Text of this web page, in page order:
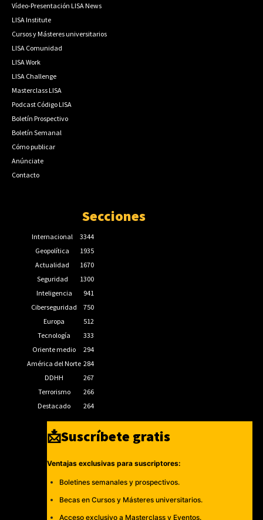
Vídeo-Presentación LISA News
LISA Institute
Cursos y Másteres universitarios
LISA Comunidad
LISA Work
LISA Challenge
Masterclass LISA
Podcast Código LISA
Boletín Prospectivo
Boletín Semanal
Cómo publicar
Anúnciate
Contacto
Secciones
Internacional
3344
Geopolítica
1935
Actualidad
1670
Seguridad
1300
Inteligencia
941
Ciberseguridad
750
Europa
512
Tecnología
333
Oriente medio
294
América del Norte 284
DDHH
267
Terrorismo
266
Destacado
264
📩Suscríbete gratis
Ventajas exclusivas para suscriptores:
Boletines semanales y prospectivos.
Becas en Cursos y Másteres universitarios.
Acceso exclusivo a Masterclass y Eventos.